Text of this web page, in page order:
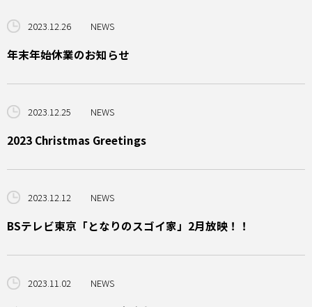
2023.12.26 NEWS
年末年始休業のお知らせ
2023.12.25 NEWS
2023 Christmas Greetings
2023.12.12 NEWS
BSテレビ東京「となりのスゴイ家」2月放映！！
2023.11.02 NEWS